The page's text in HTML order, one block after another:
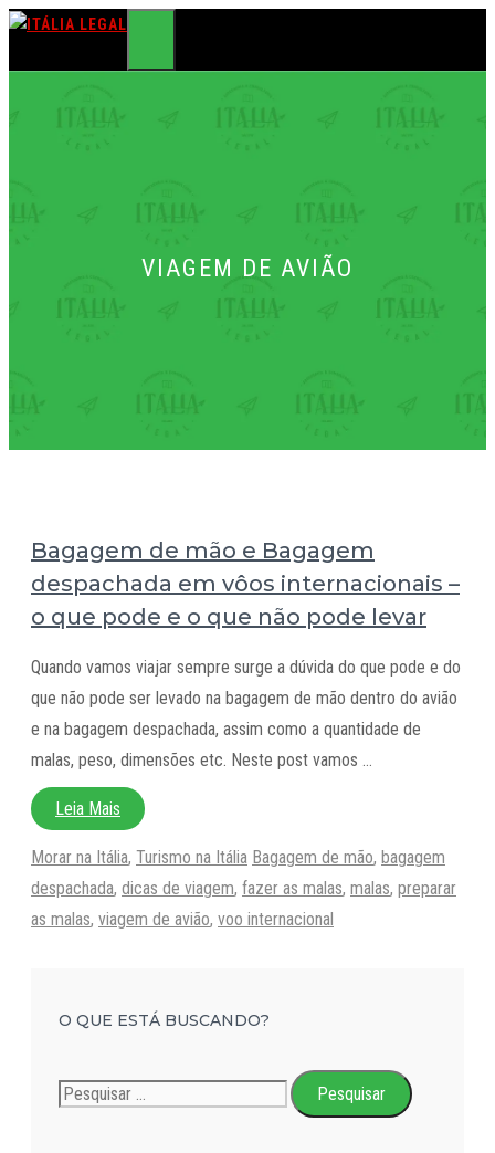
Pular
MENU
VIAGEM DE AVIÃO
Bagagem de mão e Bagagem
despachada em vôos internacionais –
o que pode e o que não pode levar
Quando vamos viajar sempre surge a dúvida do que pode e do
que não pode ser levado na bagagem de mão dentro do avião
e na bagagem despachada, assim como a quantidade de
malas, peso, dimensões etc. Neste post vamos …
Leia Mais
Categorias
Morar na Itália, Turismo na Itália Tags
Bagagem de mão, bagagem
despachada, dicas de viagem, fazer as malas, malas, preparar
as malas, viagem de avião, voo internacional
O QUE ESTÁ BUSCANDO?
por: